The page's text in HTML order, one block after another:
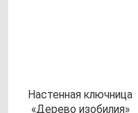
Нас­тен­ная ключ­ни­ца
«Дере­во изо­би­лия»